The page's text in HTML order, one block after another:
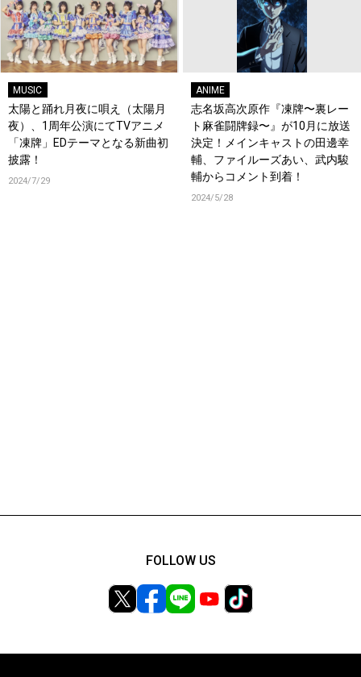
MUSIC
太陽と踊れ月夜に唄え（太陽月
夜）、1周年公演にてTVアニメ
「凍牌」EDテーマとなる新曲初
披露！
2024/7/29
ANIME
志名坂高次原作『凍牌〜裏レー
ト麻雀闘牌録〜』が10月に放送
決定！メインキャストの田邊幸
輔、ファイルーズあい、武内駿
輔からコメント到着！
2024/5/28
FOLLOW US